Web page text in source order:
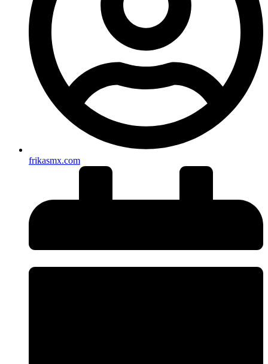
frikasmx.com